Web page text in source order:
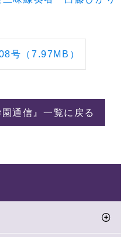
号（7.97MB）
通信』一覧に戻る